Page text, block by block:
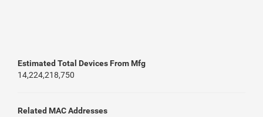
Estimated Total Devices From Mfg
14,224,218,750
Related MAC Addresses